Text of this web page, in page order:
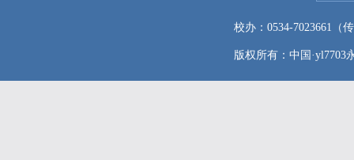
校办：0534-7023661（
版权所有：中国·yl7703